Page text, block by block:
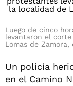
Luego de cinco
levantaron el
Lomas de
Un policía
en el Camino